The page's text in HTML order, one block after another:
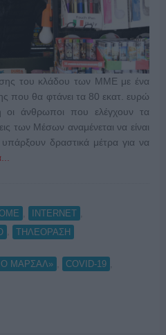
του κλάδου των ΜΜΕ με ένα
που θα φτάνει τα 80 εκατ. ευρώ
οι άνθρωποι που ελέγχουν τα
των Μέσων αναμένεται να είναι
δραστικά μέτρα για να
INTERNET
ΤΗΛΕΟΡΑΣΗ
ΜΑΡΣΑΛ» COVID-19